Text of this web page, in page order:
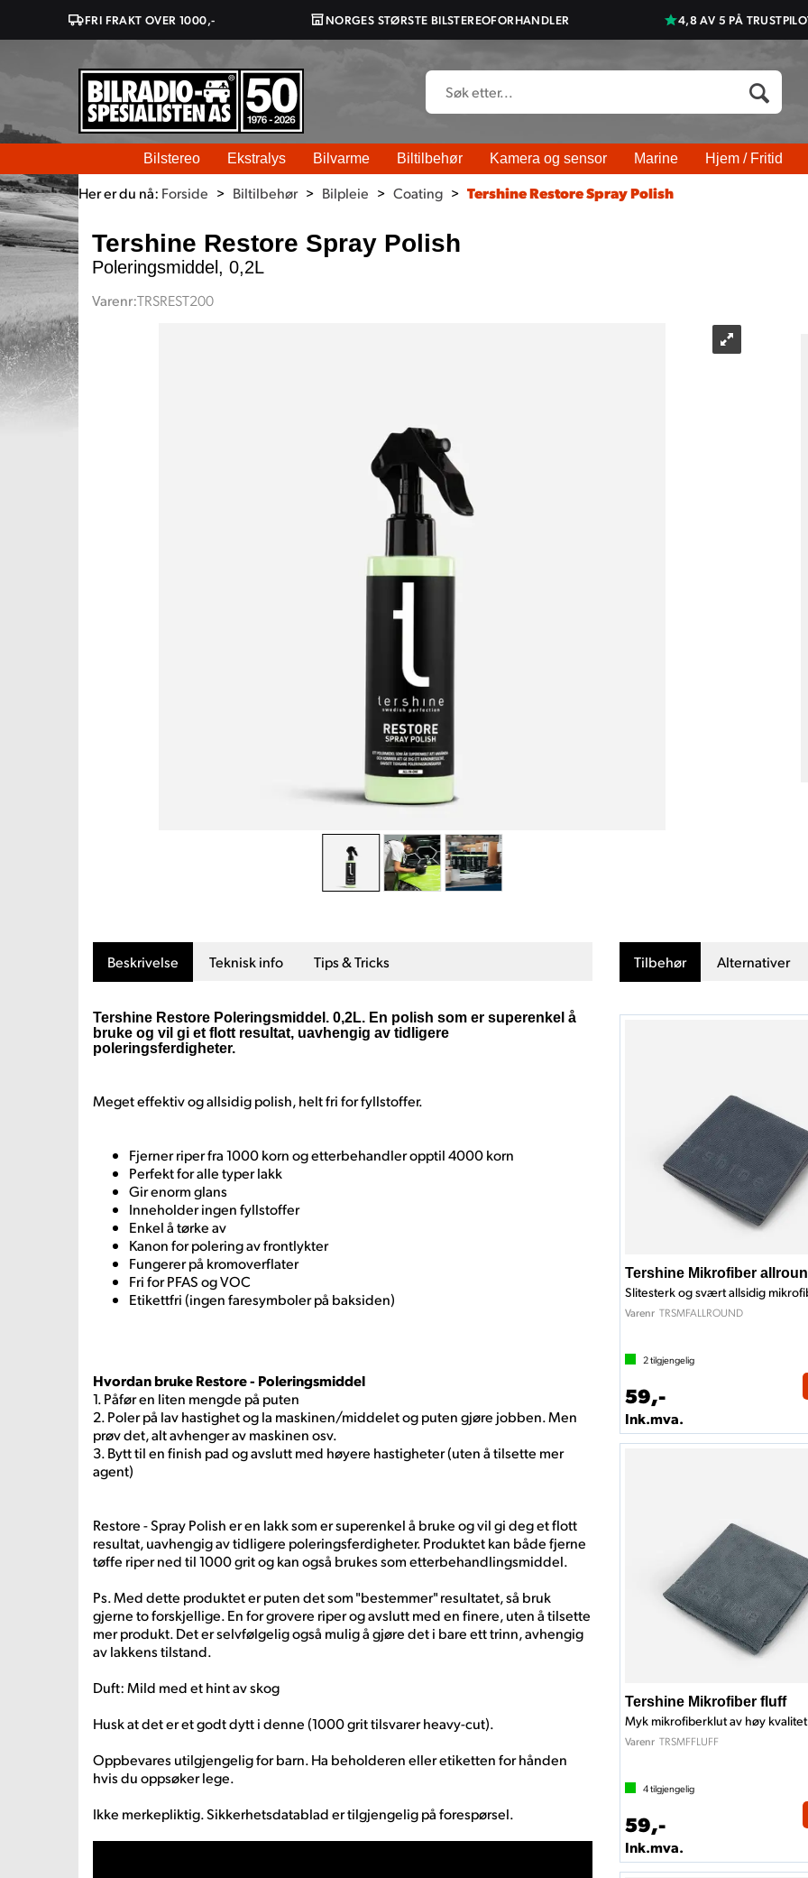
FRI FRAKT OVER 1000,- NORGES STØRSTE BILSTEREOFORHANDLER 4,8 AV 5 PÅ
Bilstereo Ekstralys Bilvarme Biltilbehør Kamera og sensor Marine Hjem / Fritid
Her er du nå: Forside > Biltilbehør > Bilpleie > Coating > Tershine Restore Spray Polish
Tershine Restore Spray Polish
Poleringsmiddel, 0,2L
Varenr:TRSREST200
Beskrivelse Teknisk info Tips & Tricks
Tershine Restore Poleringsmiddel. 0,2L. En polish som er superenkel å
bruke og vil gi et flott resultat, uavhengig av tidligere
poleringsferdigheter.
Meget effektiv og allsidig polish, helt fri for fyllstoffer.
Fjerner riper fra 1000 korn og etterbehandler opptil 4000 korn
Perfekt for alle typer lakk
Gir enorm glans
Inneholder ingen fyllstoffer
Enkel å tørke av
Kanon for polering av frontlykter
Fungerer på kromoverflater
Fri for PFAS og VOC
Etikettfri (ingen faresymboler på baksiden)
Hvordan bruke Restore - Poleringsmiddel
1. Påfør en liten mengde på puten
2. Poler på lav hastighet og la maskinen/middelet og puten gjøre jobben. Men
prøv det, alt avhenger av maskinen osv.
3. Bytt til en finish pad og avslutt med høyere hastigheter (uten å tilsette mer
agent)
Restore - Spray Polish er en lakk som er superenkel å bruke og vil gi deg et flott
resultat, uavhengig av tidligere poleringsferdigheter. Produktet kan både fjerne
tøffe riper ned til 1000 grit og kan også brukes som etterbehandlingsmiddel.
Ps. Med dette produktet er puten det som "bestemmer" resultatet, så bruk
gjerne to forskjellige. En for grovere riper og avslutt med en finere, uten å tilsette
mer produkt. Det er selvfølgelig også mulig å gjøre det i bare ett trinn, avhengig
av lakkens tilstand.
Duft: Mild med et hint av skog
Husk at det er et godt dytt i denne (1000 grit tilsvarer heavy-cut).
Oppbevares utilgjengelig for barn. Ha beholderen eller etiketten for hånden
hvis du oppsøker lege.
Ikke merkepliktig. Sikkerhetsdatablad er tilgjengelig på forespørsel.
Tilbehør Alternativer
Tershine Mikrofiber
Slitesterk og svært allsidig
Varenr TRSMFALLROUND
2tilgjengelig
59,-
Ink.mva.
Tershine Mikrofiber fluff
Myk mikrofiberklut av høy kvalitet
Varenr TRSMFFLUFF
4tilgjengelig
59,-
Ink.mva.